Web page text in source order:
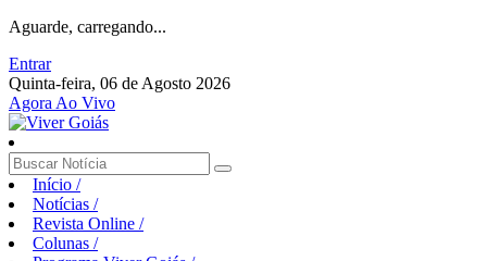
Aguarde, carregando...
Entrar
Quinta-feira, 06 de Agosto 2026
Agora Ao Vivo
Início /
Notícias /
Revista Online /
Colunas /